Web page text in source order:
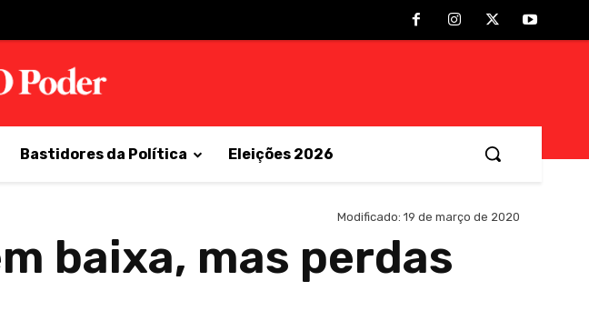
Bastidores da Política Eleições 2026
Modificado: 19 de março de 2020
baixa, mas perdas